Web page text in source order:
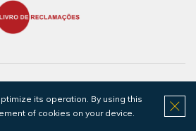
its operation. By using this
of cookies on your device.